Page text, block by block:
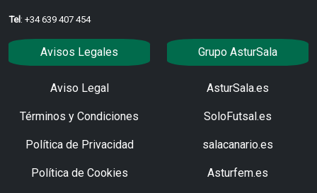
Tel: +34 639 407 454
Avisos Legales
Aviso Legal
Términos y Condiciones
Política de Privacidad
Política de Cookies
Grupo AsturSala
AsturSala.es
SoloFutsal.es
salacanario.es
Asturfem.es